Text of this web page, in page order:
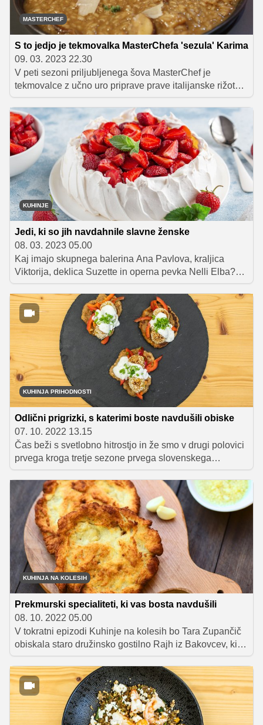
MASTERCHEF
S to jedjo je tekmovalka MasterChefa 'sezula' Karima
09. 03. 2023 22.30
V peti sezoni priljubljenega šova MasterChef je
tekmovalce z učno uro priprave prave italijanske rižote
presenetil Luka Jezeršek. Nocoj je v kuhinjo vstopila
Sandra Dobaj, ki je sodnikom dokazala, da je v preteklih
letih pridno spremljala oddaje, poslušala njihove
nasvete in nadgrajevala svoje znanje.
KUHINJE
Jedi, ki so jih navdahnile slavne ženske
08. 03. 2023 05.00
Kaj imajo skupnega balerina Ana Pavlova, kraljica
Viktorija, deklica Suzette in operna pevka Nelli Elba?
Odgovor se skriva v pregrešnih sladicah, ki so postale
tako priljubljene, da jih še danes najdemo na številnih
jedilnih listih širom po svetu. Omenjene ženske so
namreč zaradi svojega položaja, slave ali čistega
naključja dale ime sladicam, za katere ste zagotovo
slišali tudi sami. In ker 8. marca obeležujemo
mednarodni dan žensk, je prav, da izpostavimo njihove
zanimive zgodbe.
KUHINJA PRIHODNOSTI
Odlični prigrizki, s katerimi boste navdušili obiske
07. 10. 2022 13.15
Čas beži s svetlobno hitrostjo in že smo v drugi polovici
prvega kroga tretje sezone prvega slovenskega
spletnega kuharskega tekmovanja Kuhinja prihodnosti.
Tekmovalca, ki sta si kot tretja nadela predpasnika in se
pomerila v pripravi zanimive brezmesne jedi, sta Evita
Antončič in Jure Galičič. Tudi onadva sta morala pri kuhi
uporabiti dve živili prihodnosti, in sicer piro ter
sezamova semena, na voljo pa sta imela pičle pol ure.
Kaj sta pripravila in ali jima je uspelo navdušiti žirante,
pa si oglejte v videu.
KUHINJA NA KOLESIH
Prekmurski specialiteti, ki vas bosta navdušili
08. 10. 2022 05.00
V tokratni epizodi Kuhinje na kolesih bo Tara Zupančič
obiskala staro družinsko gostilno Rajh iz Bakovcev, ki
že dolgo razvaja ljubitelje dobre hrane in tradicionalnih
prekmurskih jedi. Leon Pintarič, ki kot že kar peta
generacija nadaljuje družinsko tradicijo z vodenjem
gostilne Rajh, bo Tari pokazal, kako se pripravi Rajhov
langaš in pa prekmurski esihflajš. Recepta obeh jedi
vam razkrivamo v nadaljevanju.